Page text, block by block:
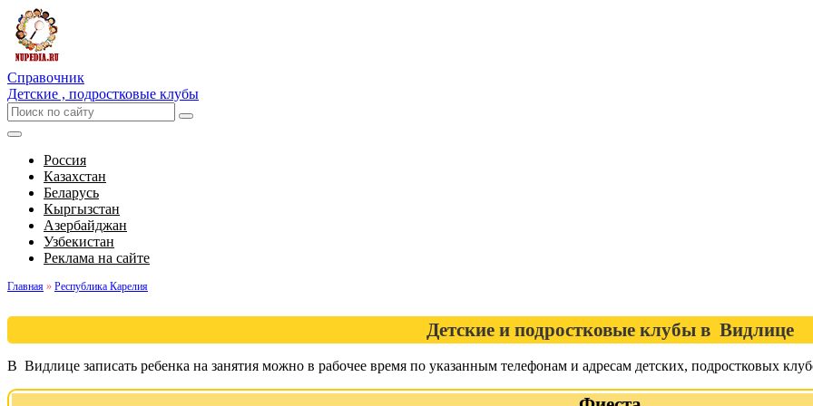
Справочник
Детские , подростковые клубы
Россия
Казахстан
Беларусь
Кыргызстан
Азербайджан
Узбекистан
Реклама на сайте
Главная » Республика Карелия
Детские и подростковые клубы в Видлице
В Видлице записать ребенка на занятия можно в рабочее время по указанным телефонам и адресам детских, подростковых